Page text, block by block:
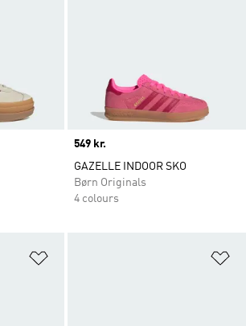
Price
549 kr.
GAZELLE INDOOR SKO
Børn Originals
4 colours